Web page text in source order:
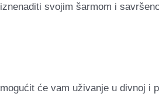
svojim šarmom i
će vam uživanje u divnoj i